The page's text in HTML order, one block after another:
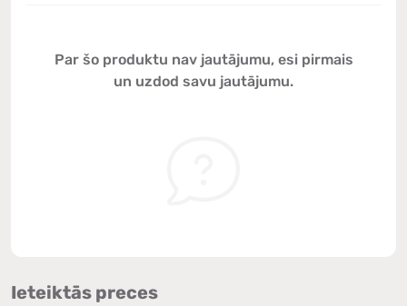
Par šo produktu nav jautājumu, esi pirmais
un uzdod savu jautājumu.
Ieteiktās preces